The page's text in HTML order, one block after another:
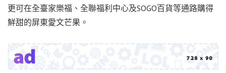
更可在全臺家樂福、全聯福利中心及SOGO百貨等通路購得
鮮甜的屏東愛文芒果。